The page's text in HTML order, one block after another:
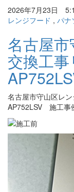
2026年7月23日
レンジフード , パナ
名古屋
交換工
名古屋市守山区レ
AP752LSV 施工事